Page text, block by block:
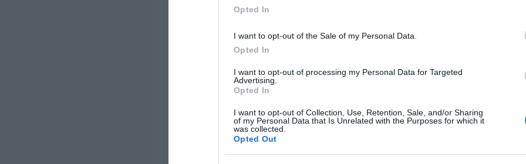
Opted In
I want to opt-out of the Sale of my Personal Data.
Opted In
I want to opt-out of processing my Personal Data for Targeted
Advertising.
Opted In
I want to opt-out of Collection, Use, Retention, Sale, and/or Sharing
of my Personal Data that Is Unrelated with the Purposes for which it
was collected.
Opted Out